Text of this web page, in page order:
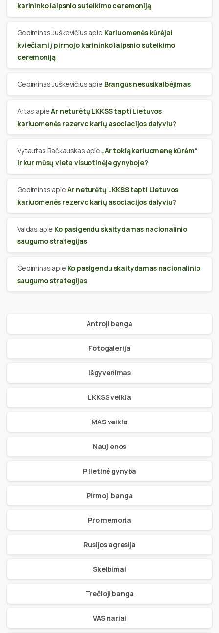
karininko laipsnio suteikimo ceremoniją
Gediminas Juškevičius apie Kariuomenės kūrėjai
kviečiami į pirmojo karininko laipsnio suteikimo
ceremoniją
Gediminas Juškevičius apie Brangus nesusikalbėjimas
Artas apieAr neturėtų LKKSS tapti Lietuvos
kariuomenės rezervo karių asociacijos dalyviu?
Vytautas Račkauskas apie „Ar tokią kariuomenę kūrėm“
ir kur mūsų vieta visuotinėje gynyboje?
Gediminas apie Ar neturėtų LKKSS tapti Lietuvos
kariuomenės rezervo karių asociacijos dalyviu?
Valdas apie Ko pasigendu skaitydamas nacionalinio
saugumo strategijas
Gediminas apie Ko pasigendu skaitydamas nacionalinio
saugumo strategijas
Antroji banga
Fotogalerija
Išgyvenimas
LKKSS veikla
MAS veikla
Naujienos
Pilietinė gynyba
Pirmoji banga
Pro memoria
Rusijos agresija
Skelbimai
Trečioji banga
VAS nariai